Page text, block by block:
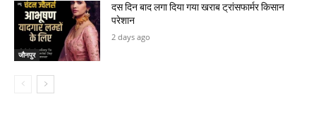
जौनपुर
दस दिन बाद लगा दिया गया खराब ट्रांसफार्मर किसान
परेशान
2 days ago